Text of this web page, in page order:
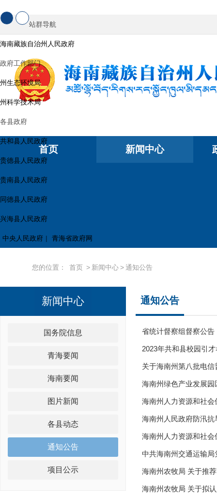
站群导航
海南藏族自治州人民政府
政府工作部门
州生态环境局
州科学技术局
各县政府
共和县人民政府
贵德县人民政府
贵南县人民政府
同德县人民政府
兴海县人民政府
中央人民政府 | 青海省政府网
首页 新闻中心
您的位置： 首页 > 新闻中心>通知公告
新闻中心
国务院信息
青海要闻
海南要闻
图片新闻
各县动态
通知公告
项目公示
通知公告
省统计督察组督察公告
2023年共和县校园引
关于海南州第八批电
海南州绿色产业发展
海南州人力资源和社
海南州人民政府防汛
海南州人力资源和社
中共海南州交通运输
海南州农牧局 关于推
海南州农牧局 关于拟